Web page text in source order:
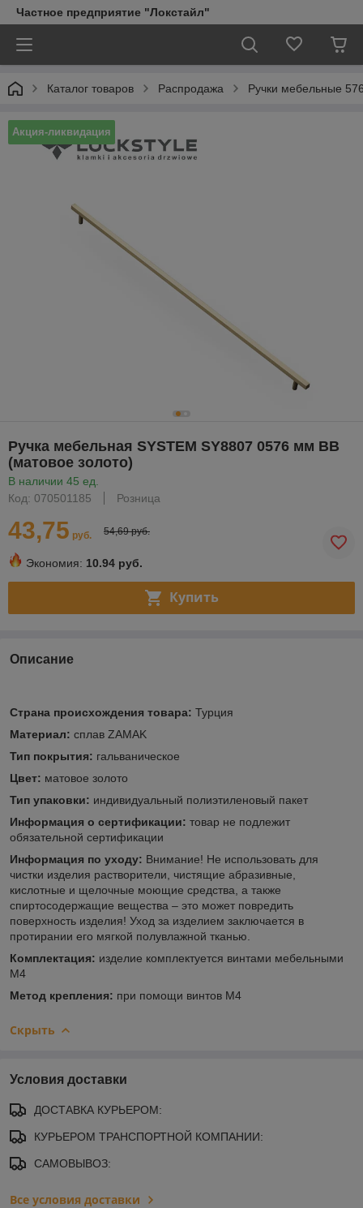
Частное предприятие "Локстайл"
Каталог товаров Распродажа Ручки мебельные
Акция-ликвидация
Ручка мебельная SYSTEM SY8807 0576 мм BB
(матовое золото)
В наличии 45 ед.
Код: 070501185
Розница
43,75 руб. 54,69 руб.
Экономия: 10.94 руб.
Купить
Описание
Страна происхождения товара: Турция
Материал: сплав ZAMAK
Тип покрытия: гальваническое
Цвет: матовое золото
Тип упаковки: индивидуальный полиэтиленовый пакет
Информация о сертификации: товар не подлежит
обязательной сертификации
Информация по уходу: Внимание! Не использовать для
чистки изделия растворители, чистящие абразивные,
кислотные и щелочные моющие средства, а также
спиртосодержащие вещества – это может повредить
поверхность изделия! Уход за изделием заключается в
протирании его мягкой полувлажной тканью.
Комплектация: изделие комплектуется винтами мебельными
М4
Метод крепления: при помощи винтов М4
Скрыть
Условия доставки
ДОСТАВКА КУРЬЕРОМ:
КУРЬЕРОМ ТРАНСПОРТНОЙ КОМПАНИИ:
САМОВЫВОЗ:
Все условия доставки